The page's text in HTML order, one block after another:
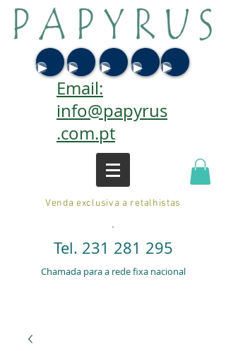
Email:
info@papyrus
.com.pt
Venda exclusiva a retalhistas
.
Tel. 231 281 295
Chamada para a rede fixa nacional